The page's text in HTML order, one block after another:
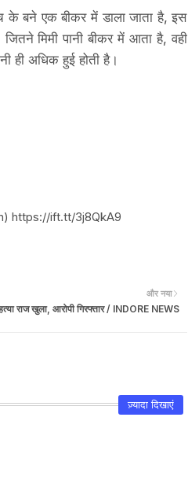
के बने एक बीकर में डाला जाता है, इस
मिमी पानी बीकर में आता है, वही
ही अधिक हुई होती है।
https://ift.tt/3j8QkA9
और नया
राज खुला, आरोपी गिरफ्तार / INDORE NEWS
ज़्यादा दिखाएं